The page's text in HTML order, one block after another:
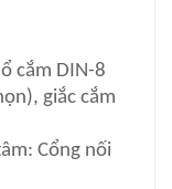
cắm DIN-8
giắc cắm
Cổng nối